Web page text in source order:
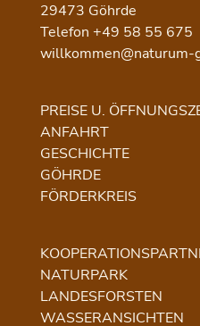
29473 Göhrde
Telefon +49 58 55 675
willkommen@naturum-
PREISE U.
ANFAHRT
GESCHICHTE
GÖHRDE
FÖRDERKREIS
NATURPARK
LANDESFORSTEN
WASSERANSICHTEN